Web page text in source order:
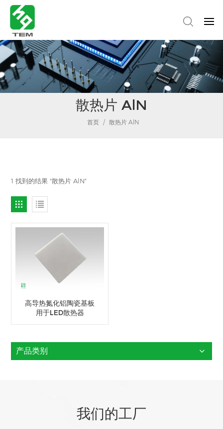
散热片 AlN
首页 / 散热片 AlN
1 找到的结果 "散热片 AlN"
高导热氮化铝陶瓷基板
用于LED散热器
产品类别
我们的工厂